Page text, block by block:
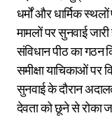
धर्मों और धार्मिक
मामलों पर सुनवाई
संविधान पीठ का
समीक्षा याचिकाओं पर
सुनवाई के दौरान
देवता को छूने से रोका